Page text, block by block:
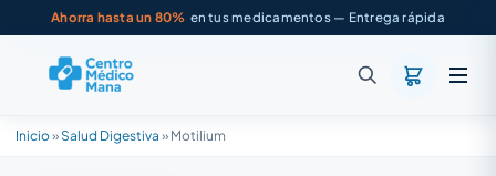
Ahorra hasta un 80% en tus medicamentos — Entrega rápida
Inicio» Salud Digestiva » Motilium